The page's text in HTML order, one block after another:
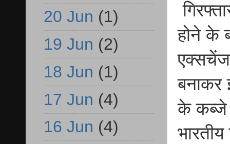
होने के
एक्सचेंज
बनाकर
के कब्जे
20 Jun (1)
19 Jun (2)
18 Jun (1)
17 Jun (4)
16 Jun (4)